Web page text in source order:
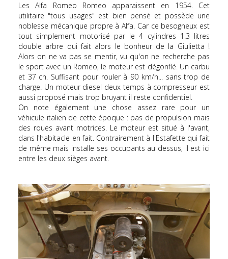
Les Alfa Romeo Romeo apparaissent en 1954. Cet
utilitaire "tous usages" est bien pensé et possède une
noblesse mécanique propre à Alfa. Car ce besogneux est
tout simplement motorisé par le 4 cylindres 1.3 litres
double arbre qui fait alors le bonheur de la Giulietta !
Alors on ne va pas se mentir, vu qu'on ne recherche pas
le sport avec un Romeo, le moteur est dégonflé. Un carbu
et 37 ch. Suffisant pour rouler à 90 km/h... sans trop de
charge. Un moteur diesel deux temps à compresseur est
aussi proposé mais trop bruyant il reste confidentiel.
On note également une chose assez rare pour un
véhicule italien de cette époque : pas de propulsion mais
des roues avant motrices. Le moteur est situé à l'avant,
dans l'habitacle en fait. Contrairement à l'Estafette qui fait
de même mais installe ses occupants au dessus, il est ici
entre les deux sièges avant.